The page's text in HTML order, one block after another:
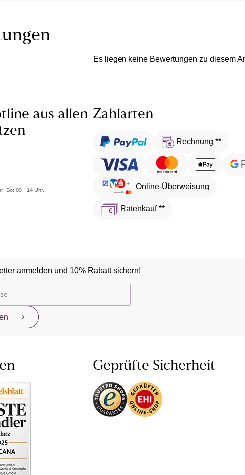
Es liegen keine Bewertungen zu diesem
aus allen
So: 09 - 14 Uhr.
Zahlarten
Rechnung **
Online-Überweisung
Ratenkauf **
anmelden und 10% Rabatt sichern!
Geprüfte Sicherheit